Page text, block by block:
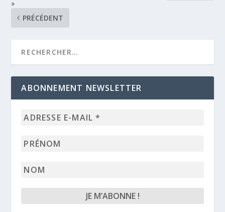
»
PRÉCÉDENT
ABONNEMENT NEWSLETTER
Adresse
*
Prénom
Nom